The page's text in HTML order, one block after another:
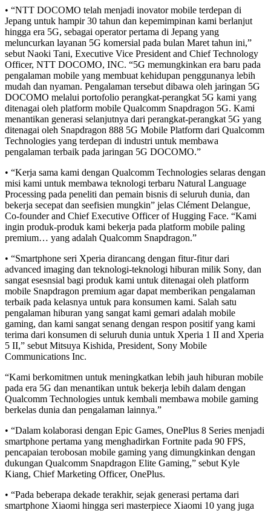
• “NTT DOCOMO telah menjadi inovator mobile terdepan di
Jepang untuk hampir 30 tahun dan kepemimpinan kami berlanjut
hingga era 5G, sebagai operator pertama di Jepang yang
meluncurkan layanan 5G komersial pada bulan Maret tahun ini,”
sebut Naoki Tani, Executive Vice President and Chief Technology
Officer, NTT DOCOMO, INC. “5G memungkinkan era baru pada
pengalaman mobile yang membuat kehidupan penggunanya lebih
mudah dan nyaman. Pengalaman tersebut dibawa oleh jaringan 5G
DOCOMO melalui portofolio perangkat-perangkat 5G kami yang
ditenagai oleh platform mobile Qualcomm Snapdragon 5G. Kami
menantikan generasi selanjutnya dari perangkat-perangkat 5G yang
ditenagai oleh Snapdragon 888 5G Mobile Platform dari Qualcomm
Technologies yang terdepan di industri untuk membawa
pengalaman terbaik pada jaringan 5G DOCOMO.”
• “Kerja sama kami dengan Qualcomm Technologies selaras dengan
misi kami untuk membawa teknologi terbaru Natural Language
Processing pada peneliti dan pemain bisnis di seluruh dunia, dan
bekerja secepat dan seefisien mungkin” jelas Clément Delangue,
Co-founder and Chief Executive Officer of Hugging Face. “Kami
ingin produk-produk kami bekerja pada platform mobile paling
premium… yang adalah Qualcomm Snapdragon.”
• “Smartphone seri Xperia dirancang dengan fitur-fitur dari
advanced imaging dan teknologi-teknologi hiburan milik Sony, dan
sangat esesnsial bagi produk kami untuk ditenagai oleh platform
mobile Snapdragon premium agar dapat memberikan pengalaman
terbaik pada kelasnya untuk para konsumen kami. Salah satu
pengalaman hiburan yang sangat kami gemari adalah mobile
gaming, dan kami sangat senang dengan respon positif yang kami
terima dari konsumen di seluruh dunia untuk Xperia 1 II and Xperia
5 II,” sebut Mitsuya Kishida, President, Sony Mobile
Communications Inc.
“Kami berkomitmen untuk meningkatkan lebih jauh hiburan mobile
pada era 5G dan menantikan untuk bekerja lebih dalam dengan
Qualcomm Technologies untuk kembali membawa mobile gaming
berkelas dunia dan pengalaman lainnya.”
• “Dalam kolaborasi dengan Epic Games, OnePlus 8 Series menjadi
smartphone pertama yang menghadirkan Fortnite pada 90 FPS,
pencapaian terobosan mobile gaming yang dimungkinkan dengan
dukungan Qualcomm Snapdragon Elite Gaming,” sebut Kyle
Kiang, Chief Marketing Officer, OnePlus.
• “Pada beberapa dekade terakhir, sejak generasi pertama dari
smartphone Xiaomi hingga seri masterpiece Xiaomi 10 yang juga